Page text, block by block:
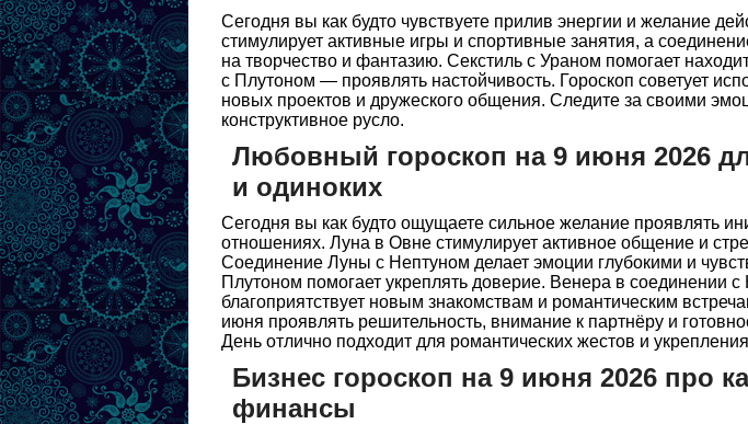
Сегодня вы как будто чувствуете прилив энергии и желание
стимулирует активные игры и спортивные занятия, а
на творчество и фантазию. Секстиль с Ураном помогает
с Плутоном — проявлять настойчивость. Гороскоп советует
новых проектов и дружеского общения. Следите за своими
конструктивное русло.
Любовный гороскоп на 9 июня 2026
и одиноких
Сегодня вы как будто ощущаете сильное желание проявлять
отношениях. Луна в Овне стимулирует активное общение и
Соединение Луны с Нептуном делает эмоции глубокими и
Плутоном помогает укреплять доверие. Венера в соединении
благоприятствует новым знакомствам и романтическим
июня проявлять решительность, внимание к партнёру и
День отлично подходит для романтических жестов и
Бизнес гороскоп на 9 июня 2026 про
финансы